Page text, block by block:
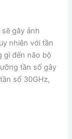
gây ảnh
nhiên với tần
gì đến não bộ
tần số gây
số 30GHz,